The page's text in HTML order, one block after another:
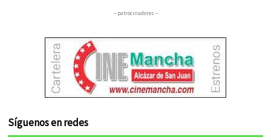
– patrocinadores –
Síguenos en redes